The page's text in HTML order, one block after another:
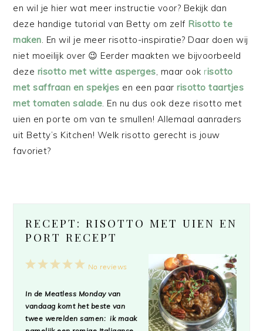
en wil je hier wat meer instructie voor? Bekijk dan
deze handige tutorial van Betty om zelf Risotto te
maken. En wil je meer risotto-inspiratie? Daar doen wij
niet moeilijk over 😉 Eerder maakten we bijvoorbeeld
deze risotto met witte asperges, maar ook risotto
met saffraan en spekjes en een paarrisotto taartjes
met tomaten salade. En nu dus ook deze risotto met
uien en porte om van te smullen! Allemaal aanraders
uit Betty’s Kitchen! Welk risotto gerecht is jouw
favoriet?
RECEPT: RISOTTO MET UIEN EN
PORT RECEPT
5
4
3
2
1
No reviews
In deMeatless Mondayvan
vandaag komt het beste van
twee werelden samen: ik maak